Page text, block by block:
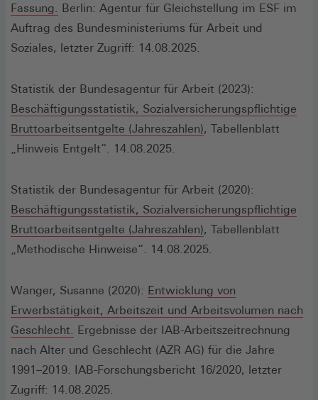
Fassung. (Öffnet
in
einem
Fenster)
Berlin: Agentur für Gleichstellung im ESF im
Auftrag des Bundesministeriums für Arbeit und
Soziales, letzter Zugriff: 14.08.2025.
Statistik der Bundesagentur für Arbeit (2023):
Beschäftigungsstatistik, Sozialversicherungspflichtige
Bruttoarbeitsentgelte (Jahreszahlen)(Öffnet
neuen
Fenster)
, Tabellenblatt
„Hinweis Entgelt“. 14.08.2025.
Statistik der Bundesagentur für Arbeit (2020):
Beschäftigungsstatistik, Sozialversicherungspflichtige
Bruttoarbeitsentgelte (Jahreszahlen)(Öffnet
in
neuen
Fenster)
, Tabellenblatt
„Methodische Hinweise“. 14.08.2025.
Wanger, Susanne (2020): Entwicklung von
Erwerbstätigkeit, Arbeitszeit und Arbeitsvolumen nach
Geschlecht. (Öffnet
in
einem
neuen
Ergebnisse der IAB-Arbeitszeitrechnung
nach Alter und Geschlecht (AZR AG) für die Jahre
1991–2019. IAB-Forschungsbericht 16/2020, letzter
Zugriff: 14.08.2025.